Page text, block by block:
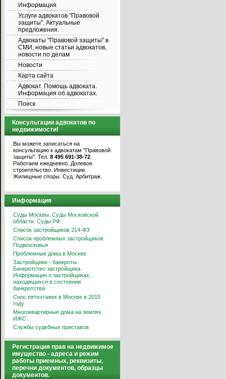
Информация
Услуги адвокатов "Правовой
защиты". Актуальные
предложения.
Адвокаты "Правовой защиты" в
СМИ, новые статьи адвокатов,
новости по делам
Новости
Карта сайта
Адвокат. Помощь адвоката.
Информация об адвокатах.
Поиск
Консультации адвокатов по
недвижимости!
Вы можете записаться на
консультацию к адвокатам "Правовой
защиты". Тел. 8 495 691-38-72
Работаем ежедневно. Долевое
строительство. Инвестиции.
Жилищные споры. Суд. Арбитраж.
Информация
Суды Москвы. Суды Московской
области. Суды РФ
Список застройщиков 214-ФЗ
Список проблемных застройщиков
Подмосковья
Проблемные дома в Москве
Застройщики - банкроты.
Банкротство застройщика.
Информация о застройщиках,
находящихся в состоянии
банкротства
Снос пятиэтажек в Москве в 2015
году
Многоквартирные дома на землях
ИЖС
Службы судебных приставов
Регистрация прав на недвижимое
имущество - адреса и режим
работы приемных, реквизиты,
перечни документов, образцы
документов.